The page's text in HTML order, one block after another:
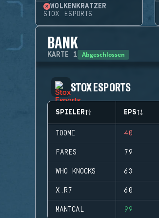
WOLKENKRATZER
STOX ESPORTS
BANK
KARTE 1 Abgeschlossen
STOX ESPORTS
SPIELER EPS
TOOMI 40
FARES 79
WHO KNOCKS 63
X.R7 60
MANTCAL 99